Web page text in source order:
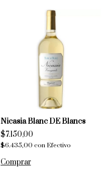
Nicasia Blanc DE Blancs
$7.150,00
$6.435,00 con Efectivo